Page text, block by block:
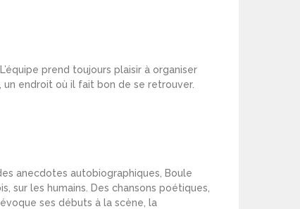
prend toujours plaisir à organiser
endroit où il fait bon de se retrouver.
anecdotes autobiographiques, Boule
les humains. Des chansons poétiques,
ses débuts à la scène, la